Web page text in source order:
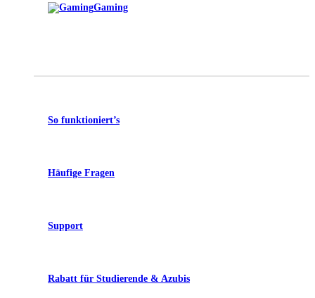
Gaming
So funktioniert’s
Häufige Fragen
Support
Rabatt für Studierende & Azubis